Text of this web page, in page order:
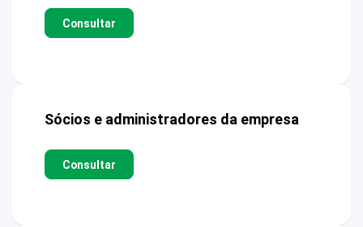
Consultar
Sócios e administradores da empresa
Consultar